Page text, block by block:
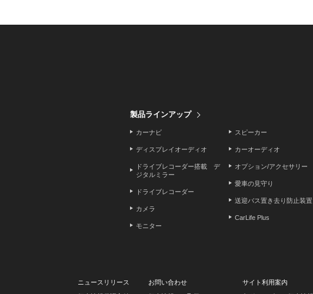
製品ラインアップ
カーナビ
ディスプレイオーディオ
ドライブレコーダー搭載 デ
ジタルミラー
ドライブレコーダー
カメラ
モニター
スピーカー
カーオーディオ
オプション/アクセサリー
愛車の見守り
送迎バス置き去り防止装置
CarLife Plus
ニュースリリース お問い合わせ
サイト利用案内